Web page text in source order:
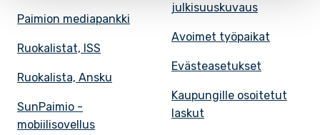
Paimion mediapankki
Ruokalistat, ISS
Ruokalista, Ansku
SunPaimio -
mobiilisovellus
julkisuuskuvaus
Avoimet työpaikat
Evästeasetukset
Kaupungille osoitetut
laskut